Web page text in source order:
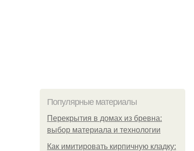
Популярные материалы
Перекрытия в домах из бревна:
выбор материала и технологии
Как имитировать кирпичную кладку: